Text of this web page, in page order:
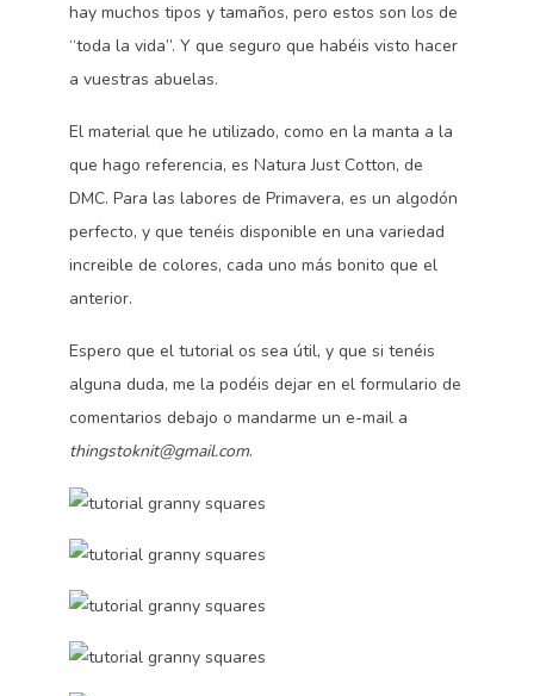
hay muchos tipos y tamaños, pero estos son los de
“toda la vida”. Y que seguro que habéis visto hacer
a vuestras abuelas.
El material que he utilizado, como en la manta a la
que hago referencia, es Natura Just Cotton, de
DMC. Para las labores de Primavera, es un algodón
perfecto, y que tenéis disponible en una variedad
increible de colores, cada uno más bonito que el
anterior.
Espero que el tutorial os sea útil, y que si tenéis
alguna duda, me la podéis dejar en el formulario de
comentarios debajo o mandarme un e-mail a
thingstoknit@gmail.com.